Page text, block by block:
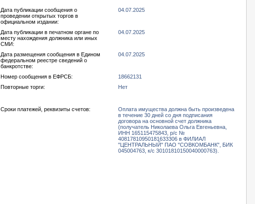
Дата публикации сообщения о
проведении открытых торгов в
официальном издании:
04.07.2025
Дата публикации в печатном органе по
месту нахождения должника или иных
СМИ:
04.07.2025
Дата размещения сообщения в Едином
федеральном реестре сведений о
банкротстве:
04.07.2025
Номер сообщения в ЕФРСБ:
18662131
Повторные торги: Нет
Сроки платежей, реквизиты счетов:
Оплата имущества должна быть произведена
в течение 30 дней со дня подписания
договора на основной счет должника
(получатель Николаева Ольга Евгеньевна,
ИНН 165115475843, р/с №
40817810950181633306 в ФИЛИАЛ
"ЦЕНТРАЛЬНЫЙ" ПАО "СОВКОМБАНК", БИК
045004763, к/с 30101810150040000763).